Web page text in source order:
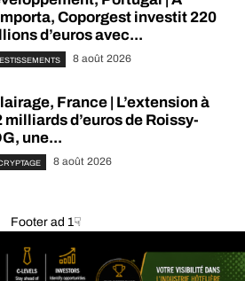
Coporgest investit 220
d’euros avec...
8 août 2026
France | L’extension à
milliards d’euros de Roissy-
une...
8 août 2026
Footer ad 1☟